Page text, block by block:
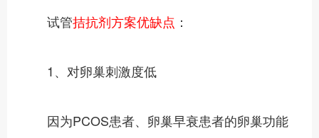
试管拮抗剂方案优缺点 ：
1、对卵巢刺激度低
因为PCOS患者、卵巢早衰患者的卵巢功能